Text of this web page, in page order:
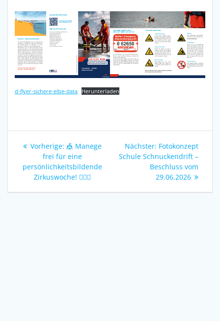
d-flyer-sichere-elbe-data Herunterladen
Beitragsnavigation
Vorherige: Vorheriger
Beitrag:
🎪 Manege
frei für eine
persönlichkeitsbildende
Zirkuswoche! 🤹‍♀️✨
Nächster: Nächster
Beitrag:
Fotokonzept
Schule Schnuckendrift –
Beschluss vom
29.06.2026